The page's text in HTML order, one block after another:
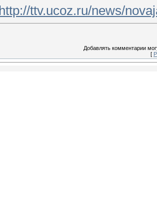
http://ttv.ucoz.ru/news/
Добавлять комментарии
[